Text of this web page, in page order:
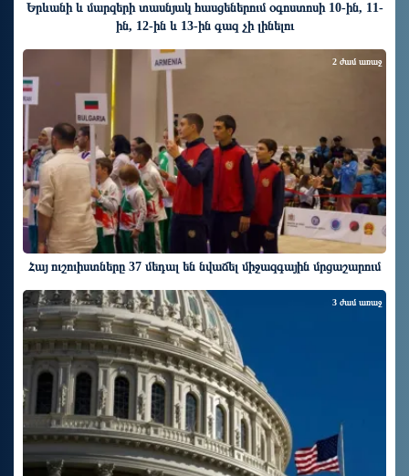
Երևանի և մարզերի տասնյակ հասցեներում օգոստոսի 10-ին, 11-
ին, 12-ին և 13-ին գազ չի լինելու
Հայ ուշուիստները 37 մեդալ են նվաճել միջազգային մրցաշարում
2 ժամ առաջ
3 ժամ առաջ